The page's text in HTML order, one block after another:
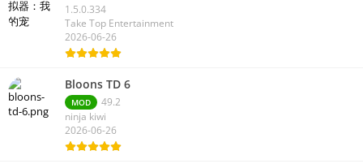
1.5.0.334
Take Top Entertainment
2026-06-26
Bloons TD 6
MOD
49.2
ninja kiwi
2026-06-26